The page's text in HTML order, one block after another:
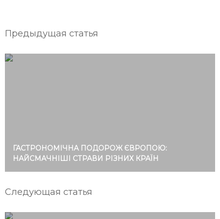
Предыдущая статья
ГАСТРОНОМІЧНА ПОДОРОЖ ЄВРОПОЮ:
НАЙСМАЧНІШІ СТРАВИ РІЗНИХ КРАЇН
Следующая статья